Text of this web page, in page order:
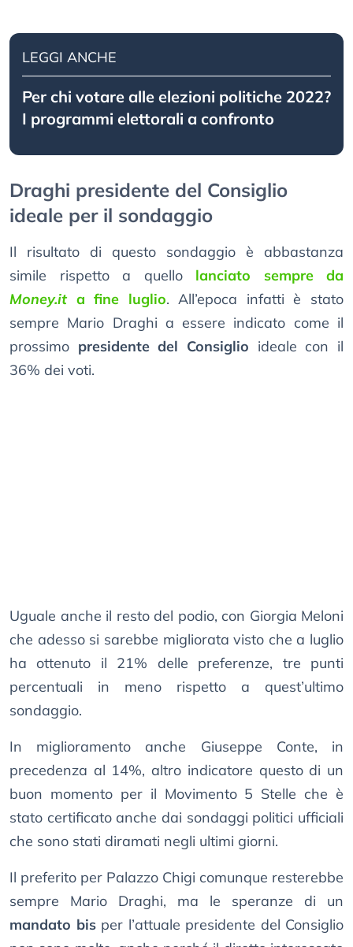
LEGGI ANCHE
Per chi votare alle elezioni politiche 2022?
I programmi elettorali a confronto
Draghi presidente del Consiglio
ideale per il sondaggio
Il risultato di questo sondaggio è abbastanza
simile rispetto a quello lanciato sempre da
Money.it a fine luglio. All’epoca infatti è stato
sempre Mario Draghi a essere indicato come il
prossimo presidente del Consiglio ideale con il
36% dei voti.
Uguale anche il resto del podio, con Giorgia Meloni
che adesso si sarebbe migliorata visto che a luglio
ha ottenuto il 21% delle preferenze, tre punti
percentuali in meno rispetto a quest’ultimo
sondaggio.
In miglioramento anche Giuseppe Conte, in
precedenza al 14%, altro indicatore questo di un
buon momento per il Movimento 5 Stelle che è
stato certificato anche dai sondaggi politici ufficiali
che sono stati diramati negli ultimi giorni.
Il preferito per Palazzo Chigi comunque resterebbe
sempre Mario Draghi, ma le speranze di un
mandato bisper l’attuale presidente del Consiglio